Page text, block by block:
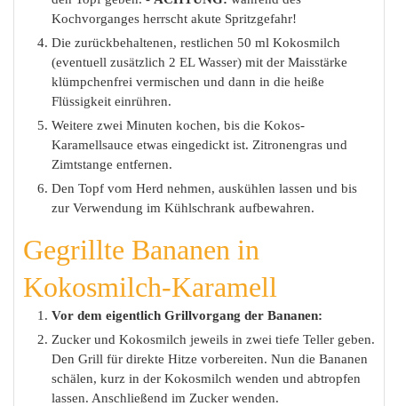
Kochvorganges herrscht akute Spritzgefahr!
Die zurückbehaltenen, restlichen 50 ml Kokosmilch
(eventuell zusätzlich 2 EL Wasser) mit der Maisstärke
klümpchenfrei vermischen und dann in die heiße
Flüssigkeit einrühren.
Weitere zwei Minuten kochen, bis die Kokos-
Karamellsauce etwas eingedickt ist. Zitronengras und
Zimtstange entfernen.
Den Topf vom Herd nehmen, auskühlen lassen und bis
zur Verwendung im Kühlschrank aufbewahren.
Gegrillte Bananen in
Kokosmilch-Karamell
Vor dem eigentlich Grillvorgang der Bananen:
Zucker und Kokosmilch jeweils in zwei tiefe Teller geben.
Den Grill für direkte Hitze vorbereiten. Nun die Bananen
schälen, kurz in der Kokosmilch wenden und abtropfen
lassen. Anschließend im Zucker wenden.